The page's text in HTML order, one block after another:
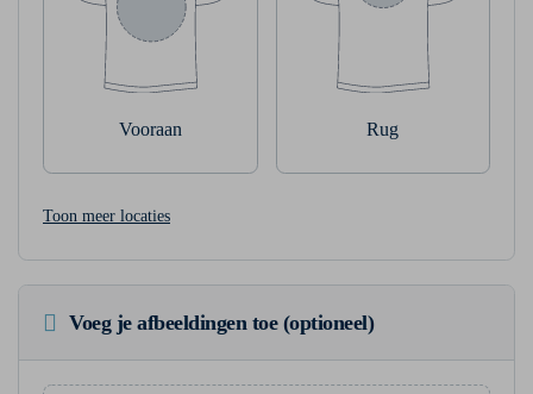
Vooraan Rug
Toon meer locaties
Voeg je afbeeldingen toe (optioneel)